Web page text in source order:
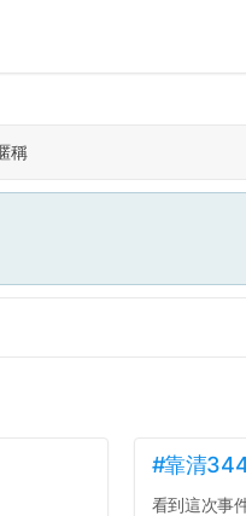
稱
#靠清
看到這次事